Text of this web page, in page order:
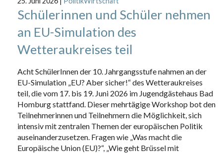
Schülerinnen und Schüler nehmen
an EU-Simulation des
Wetteraukreises teil
Acht SchülerInnen der 10. Jahrgangsstufe nahmen an der
EU-Simulation „EU? Aber sicher!“ des Wetteraukreises
teil, die vom 17. bis 19. Juni 2026 im Jugendgästehaus Bad
Homburg stattfand. Dieser mehrtägige Workshop bot den
Teilnehmerinnen und Teilnehmern die Möglichkeit, sich
intensiv mit zentralen Themen der europäischen Politik
auseinanderzusetzen. Fragen wie „Was macht die
Europäische Union (EU)?“, „Wie geht Brüssel mit